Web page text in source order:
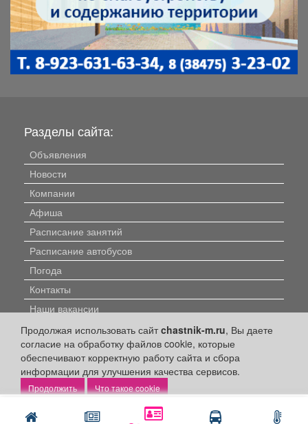
Написать Позвонить
Продолжая использовать сайтchastnik-m.ru, Вы даете
согласие на обработку файлов cookie, которые
обеспечивают корректную работу сайта и сбора
информации для улучшения качества сервисов.
Что такое cookie
Разделы сайта:
Объявления
Новости
Компании
Афиша
Расписание занятий
Расписание автобусов
Погода
Контакты
Наши вакансии
Быстрые ссылки:
Установить приложение
Личный кабинет
Подать объявление